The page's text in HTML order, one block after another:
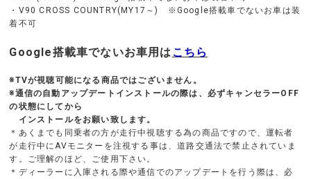
・V90 CROSS COUNTRY(MY17～) ※Google搭載車でないお車は装
着不可
Google搭載車でないお車用は こちら
※TVが視聴可能になる商品ではございません。
※通信の自動アップデートインストールの際は、必ずキャンセラーOFF
の状態にしてから
インストールをお願い致します。
＊あくまでも同乗者の方が走行中視聴する為の商品ですので、運転者
が走行中にAVモニターを注視する事は、道路交通法で禁止されていま
す。ご理解のほど、ご使用下さい。
＊ディーラーに入庫される際や通信でのアップデートを行う際は、必